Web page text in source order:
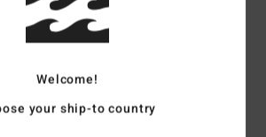
Bewertung
5.0
Welcome!
your ship-to country